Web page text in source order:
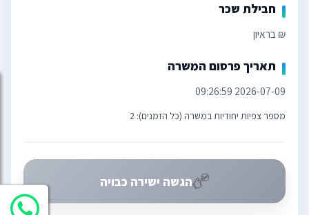
חבילת שכר
₪ בראיון
תאריך פרסום המשרה
2026-07-09 09:26:59
מספר צפיות יחודיות במשרה (כל הזמנים): 2
הגשה ישירה כבויה